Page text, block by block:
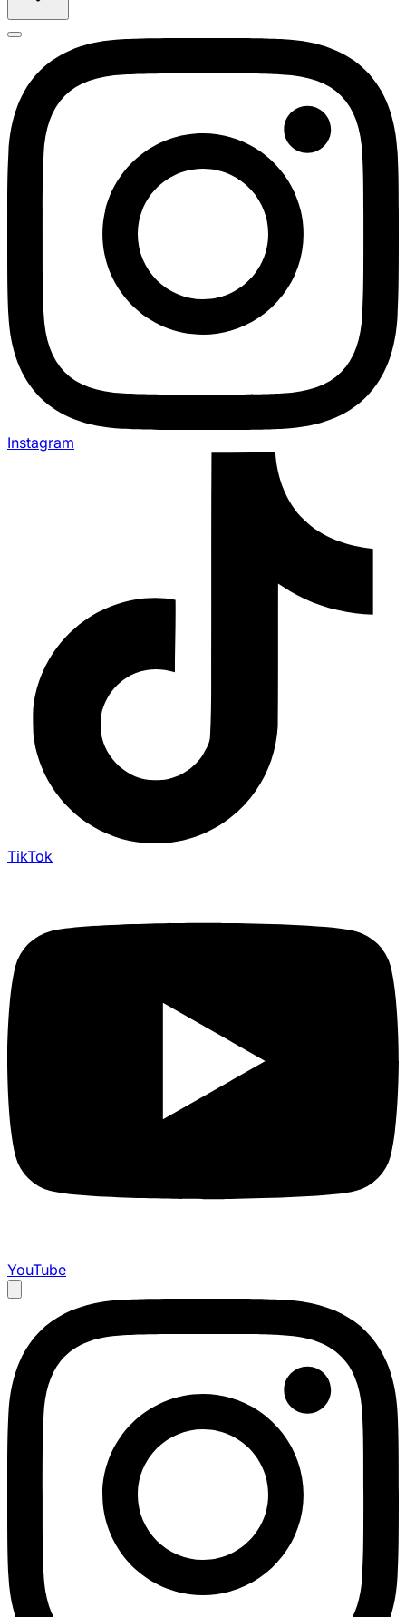
Instagram
TikTok
YouTube